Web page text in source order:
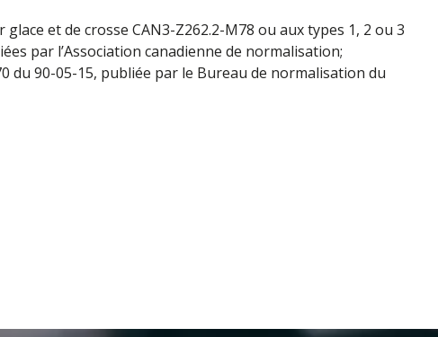
et de crosse CAN3-Z262.2-M78 ou aux types 1, 2 ou 3
par l’Association canadienne de normalisation;
90-05-15, publiée par le Bureau de normalisation du